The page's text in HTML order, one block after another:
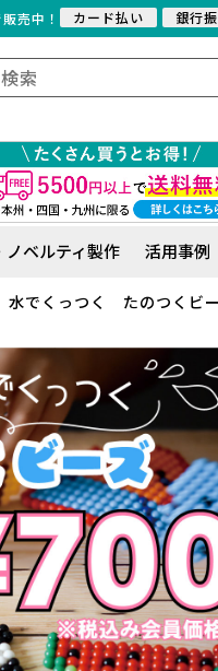
売中！ カード払い 銀行
ノベルティ製作 活用事例
水でくっつく たのつくビ